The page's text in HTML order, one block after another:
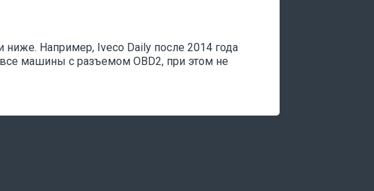
ниже. Например, Iveco Daily после 2014 года
машины с разъемом OBD2, при этом не